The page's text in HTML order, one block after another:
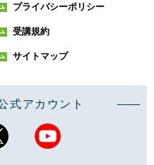
プライバシーポリシー
受講規約
サイトマップ
式アカウント